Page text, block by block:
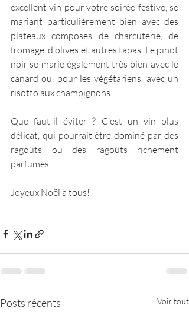
excellent vin pour votre soirée festive, se
mariant particulièrement bien avec des
plateaux composés de charcuterie, de
fromage, d'olives et autres tapas. Le pinot
noir se marie également très bien avec le
canard ou, pour les végétariens, avec un
risotto aux champignons.
Que faut-il éviter ? C'est un vin plus
délicat, qui pourrait être dominé par des
ragoûts ou des ragoûts richement
parfumés.
Joyeux Noël à tous!
Posts récents Voir tout